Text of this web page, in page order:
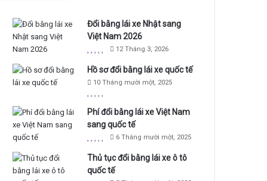
Đổi bằng lái xe Nhật sang
Việt Nam 2026
12 Tháng 3, 2026
Hồ sơ đổi bằng lái xe quốc tế
10 Tháng mười một, 2025
Phí đổi bằng lái xe Việt Nam
sang quốc tế
6 Tháng mười một, 2025
Thủ tục đổi bằng lái xe ô tô
quốc tế